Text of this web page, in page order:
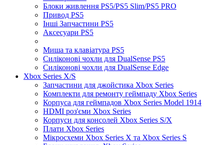
Блоки живлення PS5/PS5 Slim/PS5 PRO
Привод PS5
Інші Запчастини PS5
Аксесуари PS5
Миша та клавіатура PS5
Силіконові чохли для DualSense PS5
Силіконові чохли для DualSense Edge
Xbox Series X/S
Запчастини для джойстика Xbox Series
Комплекти для ремонту геймпаду Xbox Series
Корпуса для геймпадов Xbox Series Model 1914
HDMI роз'єми Xbox Series
Корпуси для консолей Xbox Series S/X
Плати Xbox Series
Мікросхеми Xbox Series X та Xbox Series S